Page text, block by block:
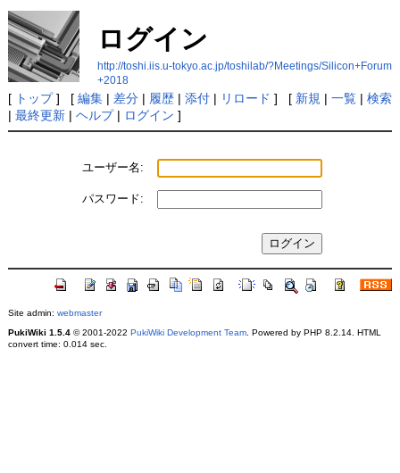
ログイン
http://toshi.iis.u-tokyo.ac.jp/toshilab/?Meetings/Silicon+Forum
+2018
[ トップ] [ 編集| 差分| 履歴| 添付| リロード ] [ 新規 | 一覧| 検索
| 最終更新| ヘルプ| ログイン ]
ユーザー名:
パスワード:
Site admin: webmaster
PukiWiki 1.5.4© 2001-2022 PukiWiki Development Team. Powered by PHP 8.2.14. HTML
convert time: 0.014 sec.